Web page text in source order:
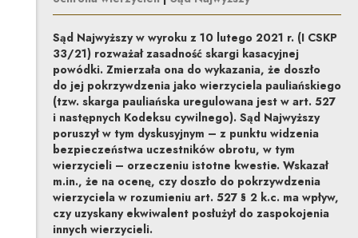
Sąd Najwyższy w wyroku z 10 lutego 2021 r. (I CSKP
33/21) rozważał zasadność skargi kasacyjnej
powódki. Zmierzała ona do wykazania, że doszło
do jej pokrzywdzenia jako wierzyciela pauliańskiego
(tzw. skarga pauliańska uregulowana jest w art. 527
i następnych Kodeksu cywilnego). Sąd Najwyższy
poruszył w tym dyskusyjnym – z punktu widzenia
bezpieczeństwa uczestników obrotu, w tym
wierzycieli – orzeczeniu istotne kwestie. Wskazał
m.in., że na ocenę, czy doszło do pokrzywdzenia
wierzyciela w rozumieniu art. 527 § 2 k.c. ma wpływ,
czy uzyskany ekwiwalent posłużył do zaspokojenia
innych wierzycieli.